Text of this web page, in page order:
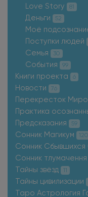
Love Story 81
Деньги 52
Моё
Поступки людей
Семья 30
События 99
Книги проекта 6
Новости 76
Перекресток
Практика
Предсказания 59
Сонник Магикум
Сонник Сбывшихся
Сонник тлумачення
Тайны звёзд 11
Тайны цивилизации
Таро Астрология